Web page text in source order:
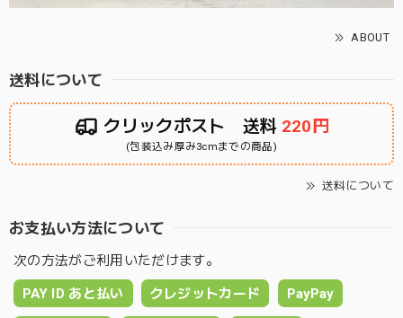
ABOUT
送料について
クリックポスト 送料 220円
(包装込み厚み3cmまでの商品)
送料について
お支払い方法について
次の方法がご利用いただけます。
PAY ID あと払い クレジットカード PayPay